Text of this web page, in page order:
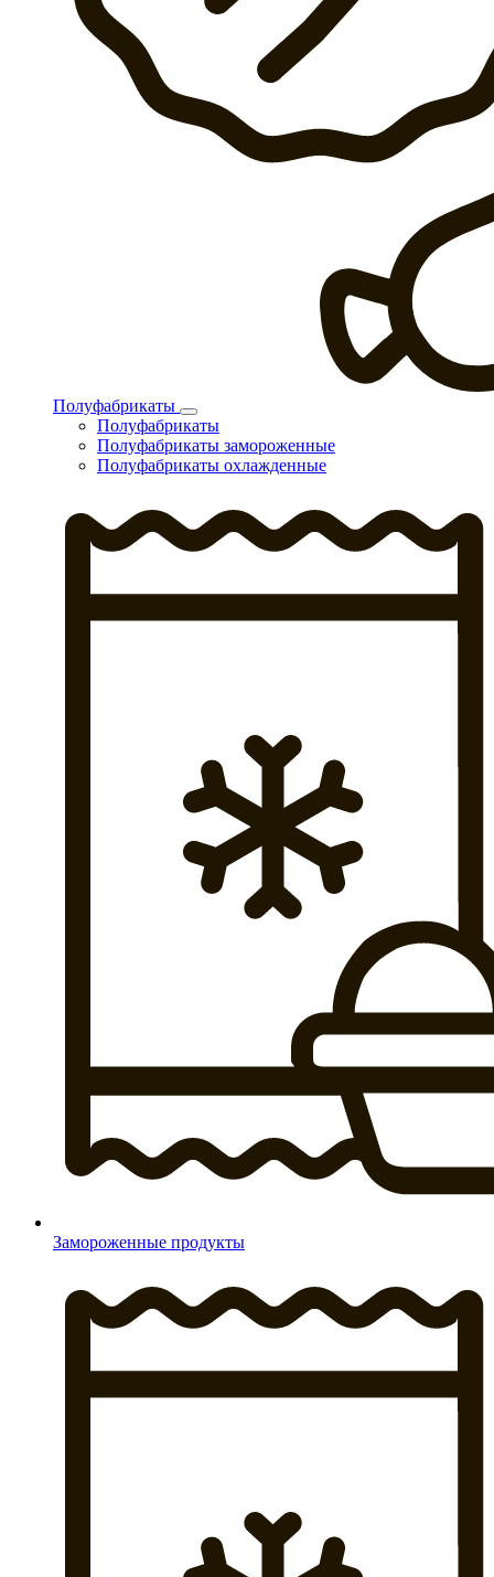
Полуфабрикаты
Полуфабрикаты
Полуфабрикаты замороженные
Полуфабрикаты охлажденные
Замороженные продукты